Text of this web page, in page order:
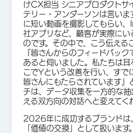
けCX担当 シニアプロダクトサ
テリー・アンダーソンは言い
に短い動画を撮影してもらい
社アプリなど、顧客が実際にい
のです。その中で、こう伝える
『皆さんからのフィードバッ
あると伺いました。私たちは
こでYという改善を行い、すで
皆さんにもたらされています』
チは、データ収集を一方的な
える双方向の対話へと変えてく
2026年に成功するブランドは
「価値の交換」として扱いま